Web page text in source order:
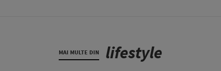
MAI MULTE DIN lifestyle